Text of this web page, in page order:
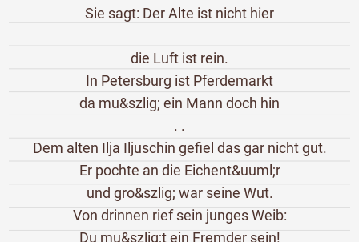
Sie sagt: Der Alte ist nicht hier
die Luft ist rein.
In Petersburg ist Pferdemarkt
da mu&szlig; ein Mann doch hin
. .
Dem alten Ilja Iljuschin gefiel das gar nicht gut.
Er pochte an die Eichent&uuml;r
und gro&szlig; war seine Wut.
Von drinnen rief sein junges Weib:
Du mu&szlig;t ein Fremder sein!